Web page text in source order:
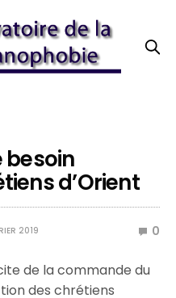
besoin
d’Orient
2019 0
de la commande du
des chrétiens